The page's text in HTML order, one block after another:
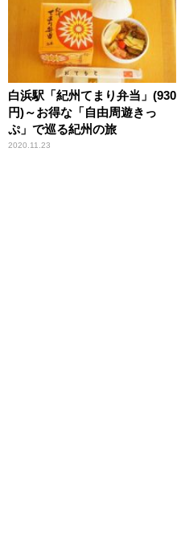
白浜駅「紀州てまり弁当」(930
円)～お得な「自由周遊きっ
ぷ」で巡る紀州の旅
2020.11.23